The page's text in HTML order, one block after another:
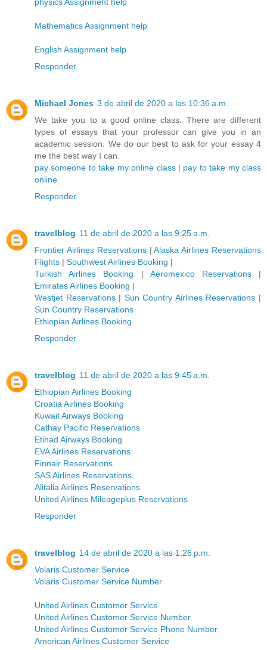
Mathematics Assignment help
English Assignment help
Responder
Michael Jones 3 de abril de 2020 a las 10:36 a.m.
We take you to a good online class. There are different
types of essays that your professor can give you in an
academic session. We do our best to ask for your essay 4
me the best way I can.
pay someone to take my online class| pay to take my class
online
Responder
travelblog 11 de abril de 2020 a las 9:25 a.m.
Frontier Airlines Reservations|Alaska Airlines Reservations
Flights | Southwest Airlines Booking |
Turkish Airlines Booking | Aeromexico Reservations|
Emirates Airlines Booking |
Westjet Reservations| Sun Country Airlines Reservations |
Sun Country Reservations
Ethiopian Airlines Booking
Responder
travelblog 11 de abril de 2020 a las 9:45 a.m.
Ethiopian Airlines Booking
Croatia Airlines Booking
Kuwait Airways Booking
Cathay Pacific Reservations
Etihad Airways Booking
EVA Airlines Reservations
Finnair Reservations
SAS Airlines Reservations
Alitalia Airlines Reservations
United Airlines Mileageplus Reservations
Responder
travelblog 14 de abril de 2020 a las 1:26 p.m.
Volaris Customer Service
Volaris Customer Service Number
United Airlines Customer Service
United Airlines Customer Service Number
United Airlines Customer Service Phone Number
American Airlines Customer Service